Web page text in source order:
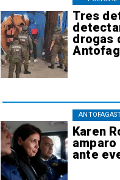
Tres
drogas
Karen
amparo
ante